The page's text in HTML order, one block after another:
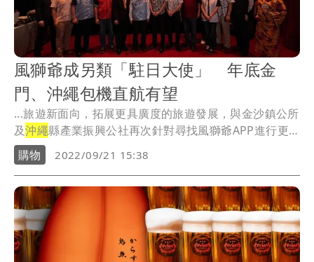
風獅爺成另類「駐日大使」 年底金
門、沖繩包機直航有望
...旅遊新面向，拓展更具廣度的旅遊發展，與金沙鎮公所
及沖繩縣產業振興公社再次針對尋找風獅爺APP進行更
新...
購物 2022/09/21 15:38